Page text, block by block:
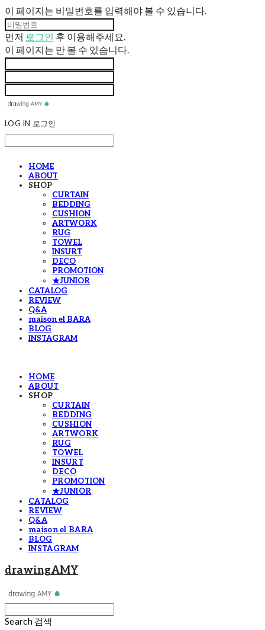
이 페이지는 비밀번호를 입력해야 볼 수 있습니다.
먼저 로그인 후 이용해주세요.
이 페이지는 만 볼 수 있습니다.
LOG IN 로그인
HOME
ABOUT
SHOP
CURTAIN
BEDDING
CUSHION
ARTWORK
RUG
TOWEL
INSURT
DECO
PROMOTION
★JUNIOR
CATALOG
REVIEW
Q&A
maison el BARA
BLOG
INSTAGRAM
HOME
ABOUT
SHOP
CURTAIN
BEDDING
CUSHION
ARTWORK
RUG
TOWEL
INSURT
DECO
PROMOTION
★JUNIOR
CATALOG
REVIEW
Q&A
maison el BARA
BLOG
INSTAGRAM
drawingAMY
Search 검색